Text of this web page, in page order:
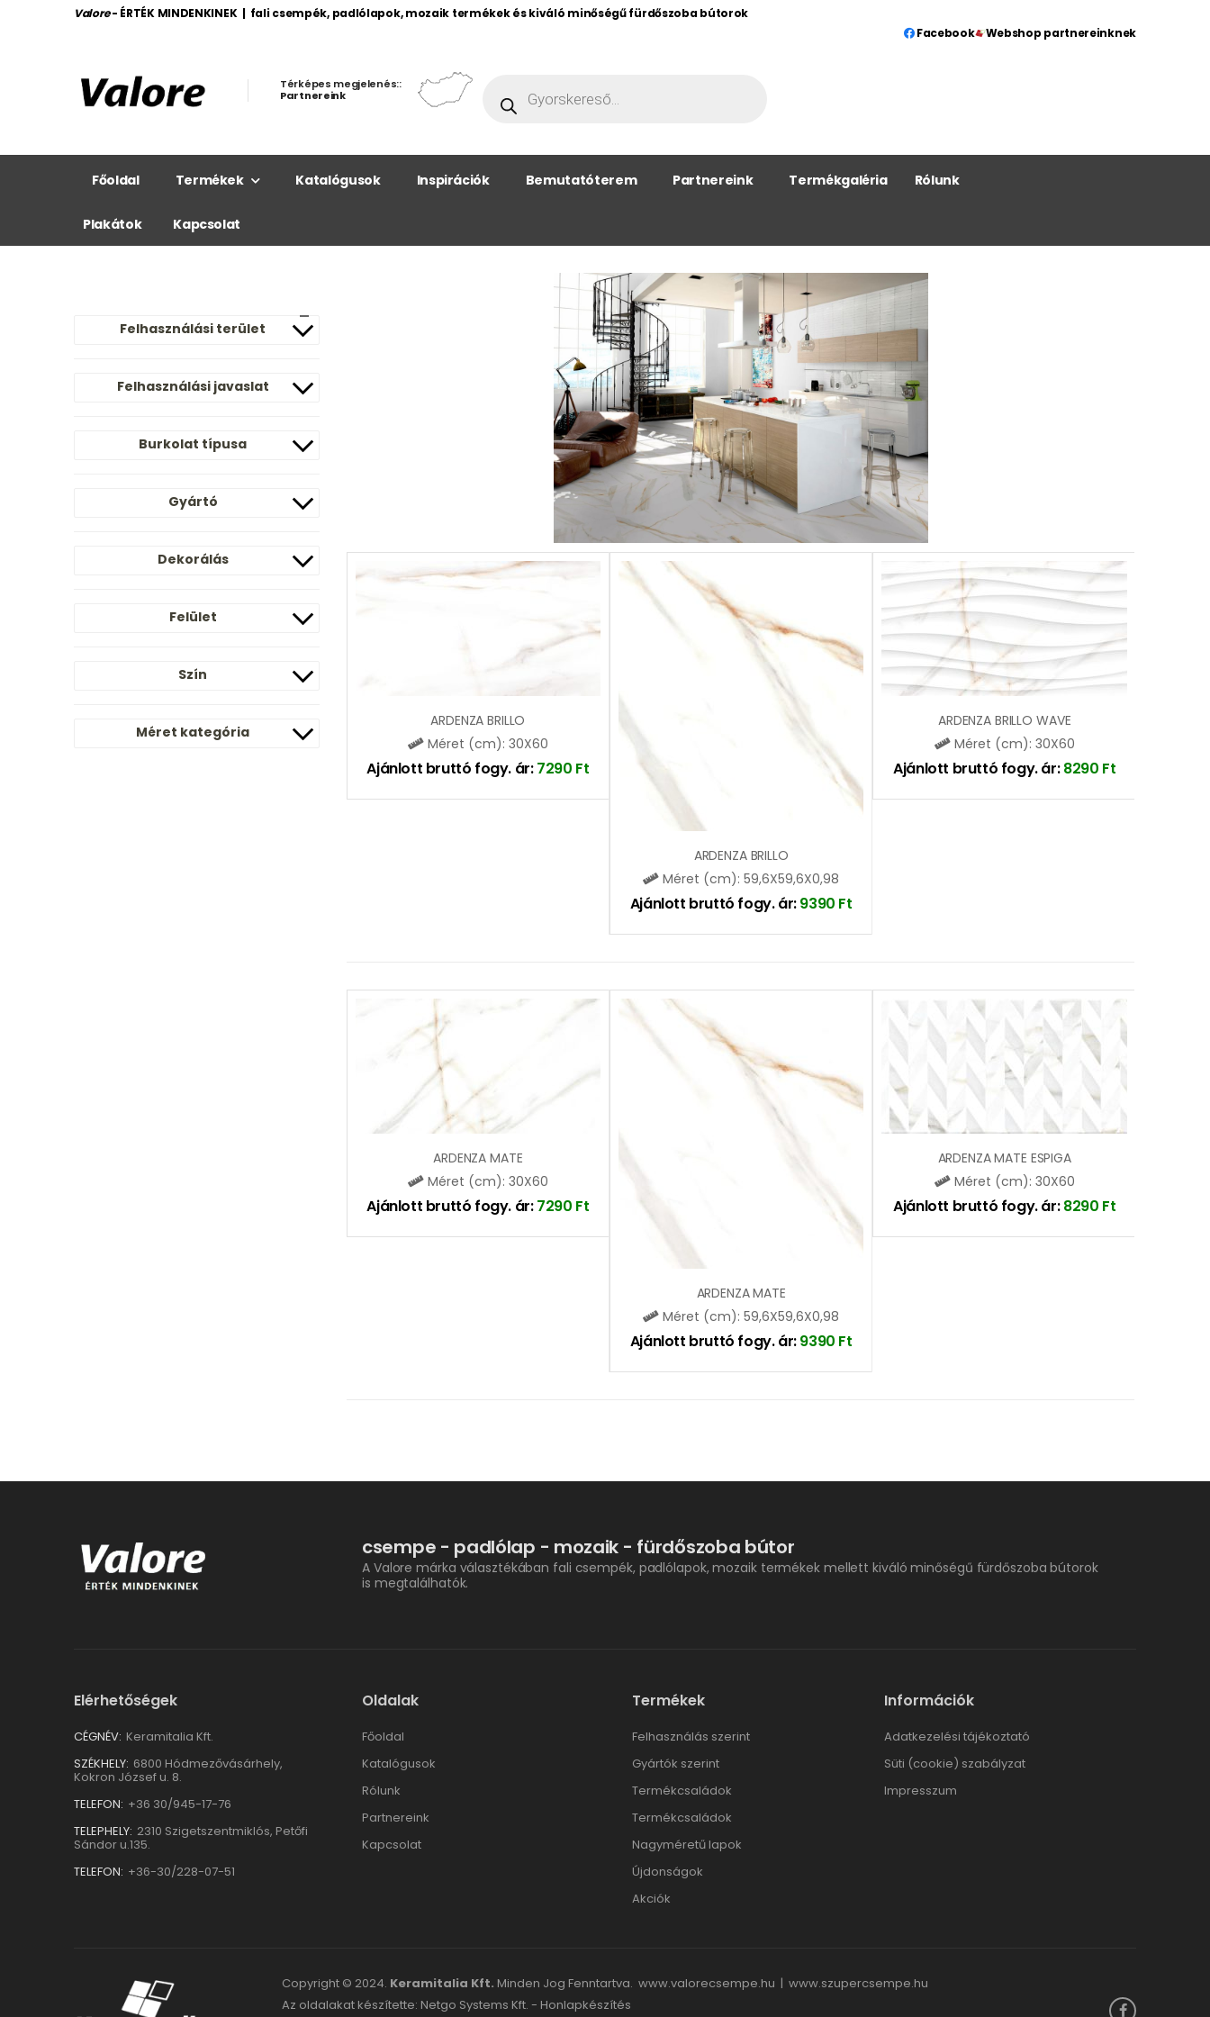
Valore - ÉRTÉK MINDENKINEK | fali csempék, padlólapok, mozaik termékek és kiváló minőségű fürdőszoba bútorok
Facebook
Webshop partnereinknek
Térképes megjelenés::
Partnereink
Főoldal Termékek Katalógusok Inspirációk Bemutatóterem Partnereink Termékgaléria Rólunk
Plakátok Kapcsolat
Felhasználási terület
Felhasználási javaslat
Burkolat típusa
Gyártó
Dekorálás
Felület
Szín
Méret kategória
ARDENZA BRILLO
Méret (cm): 30X60
Ajánlott bruttó fogy. ár:7290 Ft
ARDENZA BRILLO
Méret (cm): 59,6X59,6X0,98
Ajánlott bruttó fogy. ár:9390 Ft
ARDENZA BRILLO WAVE
Méret (cm): 30X60
Ajánlott bruttó fogy. ár:8290 Ft
ARDENZA MATE
Méret (cm): 30X60
Ajánlott bruttó fogy. ár:7290 Ft
ARDENZA MATE
Méret (cm): 59,6X59,6X0,98
Ajánlott bruttó fogy. ár:9390 Ft
ARDENZA MATE ESPIGA
Méret (cm): 30X60
Ajánlott bruttó fogy. ár:8290 Ft
csempe - padlólap - mozaik - fürdőszoba bútor
A Valore márka választékában fali csempék, padlólapok, mozaik termékek mellett kiváló minőségű fürdőszoba bútorok
is megtalálhatók.
Elérhetőségek
CÉGNÉV: Keramitalia Kft.
SZÉKHELY: 6800 Hódmezővásárhely,
Kokron József u. 8.
TELEFON: +36 30/945-17-76
TELEPHELY: 2310 Szigetszentmiklós, Petőfi
Sándor u.135.
TELEFON: +36-30/228-07-51
Oldalak
Főoldal
Katalógusok
Rólunk
Partnereink
Kapcsolat
Termékek
Felhasználás szerint
Gyártók szerint
Termékcsaládok
Termékcsaládok
Nagyméretű lapok
Újdonságok
Akciók
Információk
Adatkezelési tájékoztató
Süti (cookie) szabályzat
Impresszum
Copyright © 2024. Keramitalia Kft. Minden Jog Fenntartva. www.valorecsempe.hu | www.szupercsempe.hu
Az oldalakat készítette: Netgo Systems Kft. - Honlapkészítés